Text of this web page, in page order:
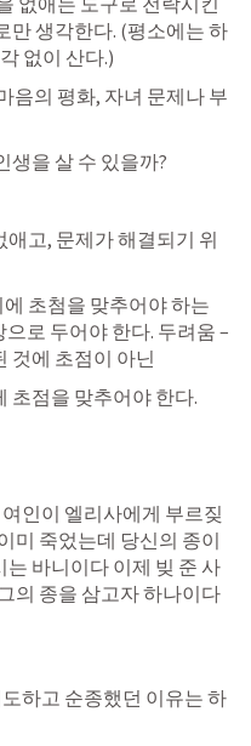
만 생각한다. (평소에는 하
없이 산다.)
음의 평화, 자녀 문제나 부
생을 살 수 있을까?
고, 문제가 해결되기 위
초첨을 맞추어야 하는
으로 두어야 한다. 두려움 –
것에 초점이 아닌
초점을 맞추어야 한다.
인이 엘리사에게 부르짖
미 죽었는데 당신의 종이
바니이다 이제 빚 준 사
의 종을 삼고자 하나이다
하고 순종했던 이유는 하